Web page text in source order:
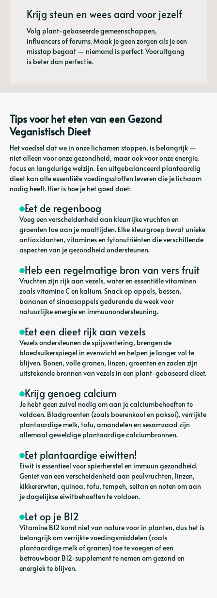
Krijg steun en wees aard voor jezelf
Volg plant-gebaseerde gemeenschappen,
influencers of forums. Maak je geen zorgen als je een
misstap begaat — niemand is perfect. Vooruitgang
is beter dan perfectie.
Tips voor het eten van een Gezond
Veganistisch Dieet
Het voedsel dat we in onze lichamen stoppen, is belangrijk —
niet alleen voor onze gezondheid, maar ook voor onze energie,
focus en langdurige welzijn. Een uitgebalanceerd plantaardig
dieet kan alle essentiële voedingsstoffen leveren die je lichaam
nodig heeft. Hier is hoe je het goed doet:
Eet de regenboog
Voeg een verscheidenheid aan kleurrijke vruchten en
groenten toe aan je maaltijden. Elke kleurgroep bevat unieke
antioxidanten, vitamines en fytonutriënten die verschillende
aspecten van je gezondheid ondersteunen.
Heb een regelmatige bron van vers fruit
Vruchten zijn rijk aan vezels, water en essentiële vitaminen
zoals vitamine C en kalium. Snack op appels, bessen,
bananen of sinaasappels gedurende de week voor
natuurlijke energie en immuunondersteuning.
Eet een dieet rijk aan vezels
Vezels ondersteunen de spijsvertering, brengen de
bloedsuikerspiegel in evenwicht en helpen je langer vol te
blijven. Bonen, volle granen, linzen, groenten en zaden zijn
uitstekende bronnen van vezels in een plant-gebaseerd dieet.
Krijg genoeg calcium
Je hebt geen zuivel nodig om aan je calciumbehoeften te
voldoen. Bladgroenten (zoals boerenkool en paksoi), verrijkte
plantaardige melk, tofu, amandelen en sesamzaad zijn
allemaal geweldige plantaardige calciumbronnen.
Eet plantaardige eiwitten!
Eiwit is essentieel voor spierherstel en immuun gezondheid.
Geniet van een verscheidenheid aan peulvruchten, linzen,
kikkererwten, quinoa, tofu, tempeh, seitan en noten om aan
je dagelijkse eiwitbehoeften te voldoen.
Let op je B12
Vitamine B12 komt niet van nature voor in planten, dus het is
belangrijk om verrijkte voedingsmiddelen (zoals
plantaardige melk of granen) toe te voegen of een
betrouwbaar B12-supplement te nemen om gezond en
energiek te blijven.